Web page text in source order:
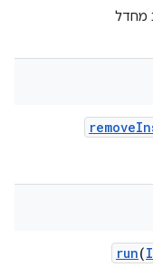
מחדל
remove
run(